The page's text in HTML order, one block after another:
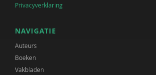
Privacyverklaring
NAVIGATIE
Auteurs
Boeken
Vakbladen